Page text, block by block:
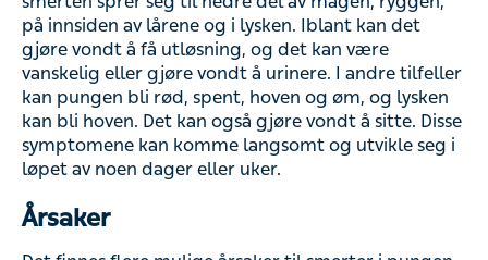
Når man har vondt i pungen, kan man oppleve at smerten
sprer seg til nedre del av magen, ryggen, på innsiden av
lårene og i lysken. Iblant kan det gjøre vondt å få
utløsning, og det kan være vanskelig eller gjøre vondt å
urinere. I andre tilfeller kan pungen bli rød, spent, hoven
og øm, og lysken kan bli hoven. Det kan også gjøre vondt
å sitte. Disse symptomene kan komme langsomt og
utvikle seg i løpet av noen dager eller uker.
Årsaker